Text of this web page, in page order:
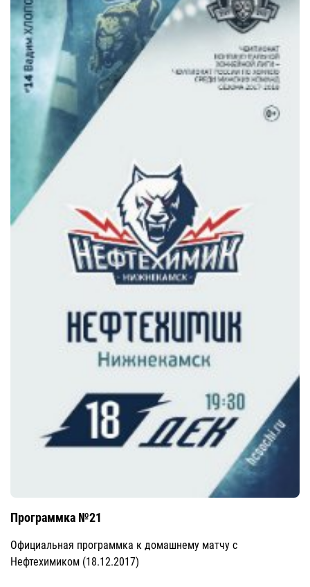
Программка №21
Официальная программка к домашнему матчу с
Нефтехимиком (18.12.2017)